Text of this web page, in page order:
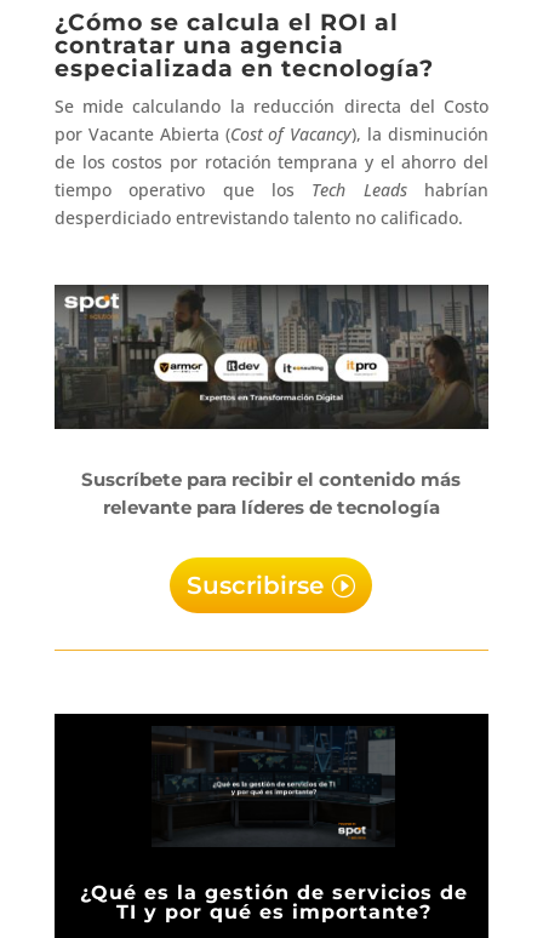
¿Cómo se calcula el ROI al
contratar una agencia
especializada en tecnología?
Se mide calculando la reducción directa del Costo
por Vacante Abierta (Cost of Vacancy), la disminución
de los costos por rotación temprana y el ahorro del
tiempo operativo que los Tech Leadshabrían
desperdiciado entrevistando talento no calificado.
Suscríbete para recibir el contenido más
relevante para líderes de tecnología
Suscribirse
¿Qué es la gestión de servicios de
TI y por qué es importante?